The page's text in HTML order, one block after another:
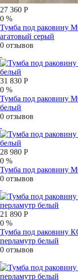
27 360 Р
0 %
Тумба под раковину
агатовый серый
0 отзывов
31 830 Р
0 %
Тумба под раковину
белый
0 отзывов
28 980 Р
0 %
Тумба под раковину
0 отзывов
21 890 Р
0 %
Тумба под раковину
перламутр белый
0 отзывов